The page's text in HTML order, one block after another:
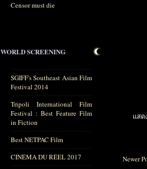
Censor must die
WORLD SCREENING
SGIFF's Southeast Asian Film
Festival 2014
Tripoli International Film
Festival : Best Feature Film
in Fiction
Best NETPAC Film
CINÉMA DU RÉEL 2017
แสด
Newer